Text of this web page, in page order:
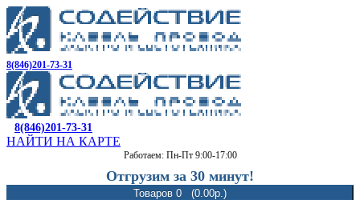
8(846)201-73-31
8(846)201-73-31
НАЙТИ НА КАРТЕ
Работаем: Пн-Пт 9:00-17:00
Отгрузим за 30 минут!
Товаров 0 (0.00р.)